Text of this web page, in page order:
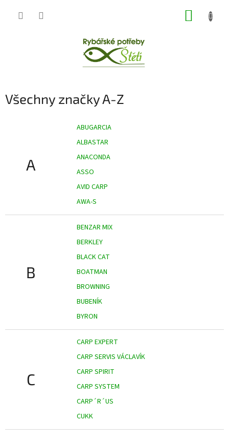
Všechny značky A-Z
A
ABUGARCIA
ALBASTAR
ANACONDA
ASSO
AVID CARP
AWA-S
B
BENZAR MIX
BERKLEY
BLACK CAT
BOATMAN
BROWNING
BUBENÍK
BYRON
C
CARP EXPERT
CARP SERVIS VÁCLAVÍK
CARP SPIRIT
CARP SYSTEM
CARP´R´US
CUKK